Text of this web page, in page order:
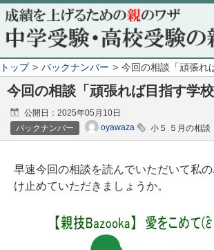
トップ バックナンバー 今回の相談「頑張れ
今回の相談「頑張れば目指す学校
公開日： 2025年05月10日
バックナンバー
oyawaza 小５ ５月の相談
早速今回の相談を読んでいただいて私
け止めていただきましょうか。